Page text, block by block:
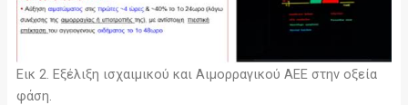
Εικ 2. Εξέλιξη ισχαιμικού και Αιμορραγικού ΑΕΕ στην οξεία
φάση.